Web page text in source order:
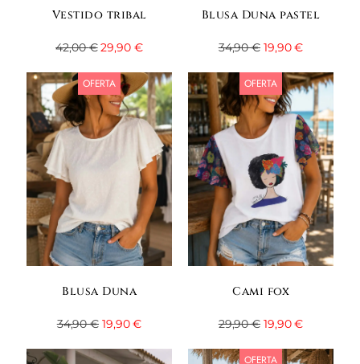
Vestido tribal
42,00€ 29,90 €
Blusa Duna pastel
34,90€ 19,90€
OFERTA
Blusa Duna
34,90€ 19,90€
OFERTA
Cami fox
29,90€ 19,90€
OFERTA